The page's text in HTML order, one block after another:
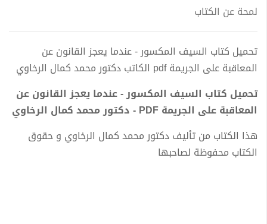
لمحة عن الكتاب
تحميل كتاب السيف المكسور - عندما يعجز القانون عن
المعاقبة على الجريمة pdf الكاتب دكتور محمد كمال الرخاوي
تحميل كتاب السيف المكسور - عندما يعجز القانون عن
المعاقبة على الجريمة PDF - دكتور محمد كمال الرخاوي
هذا الكتاب من تأليف دكتور محمد كمال الرخاوي و حقوق
الكتاب محفوظة لصاحبها